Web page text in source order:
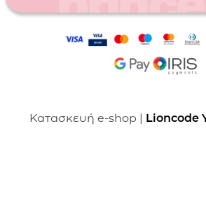
Κατασκευή e-shop | Lioncode